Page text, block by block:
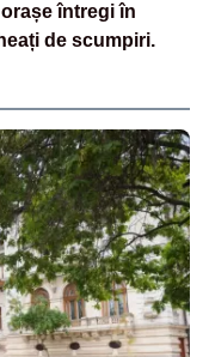
întregi în
de scumpiri.